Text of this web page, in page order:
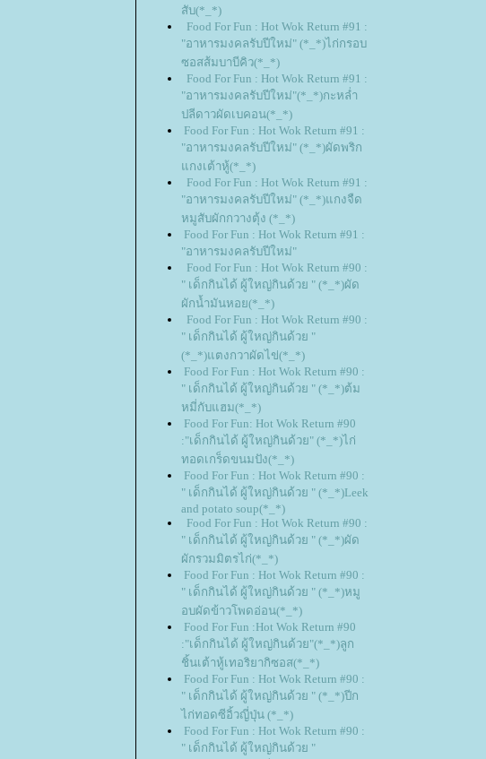
สับ(*_*)
Food For Fun : Hot Wok Return #91 :
"อาหารมงคลรับปีใหม่" (*_*)ไก่กรอบ
ซอสส้มบาบีคิว(*_*)
Food For Fun : Hot Wok Return #91 :
"อาหารมงคลรับปีใหม่"(*_*)กะหล่ำ
ปลีดาวผัดเบคอน(*_*)
Food For Fun : Hot Wok Return #91 :
"อาหารมงคลรับปีใหม่" (*_*)ผัดพริก
กงเต้าหู้(*_*)
Food For Fun : Hot Wok Return #91 :
"อาหารมงคลรับปีใหม่" (*_*)แกงจืด
หมูสับผักกวางตุ้ง (*_*)
Food For Fun : Hot Wok Return #91 :
"อาหารมงคลรับปีใหม่"
Food For Fun : Hot Wok Return #90 :
" เด็กกินได้ ผู้ใหญ่กินด้วย " (*_*)ผัด
ผักน้ำมันหอย(*_*)
Food For Fun : Hot Wok Return #90 :
" เด็กกินได้ ผู้ใหญ่กินด้วย "
(*_*)แตงกวาผัดไข่(*_*)
Food For Fun : Hot Wok Return #90 :
" เด็กกินได้ ผู้ใหญ่กินด้วย " (*_*)ต้ม
หมี่กับแฮม(*_*)
Food For Fun: Hot Wok Return #90
:"เด็กกินได้ ผู้ใหญ่กินด้วย" (*_*)ไก่
ทอดเกร็ดขนมปัง(*_*)
Food For Fun : Hot Wok Return #90 :
" เด็กกินได้ ผู้ใหญ่กินด้วย " (*_*)Leek
and potato soup(*_*)
Food For Fun : Hot Wok Return #90 :
" เด็กกินได้ ผู้ใหญ่กินด้วย " (*_*)ผัด
ผักรวมมิตรไก่(*_*)
Food For Fun : Hot Wok Return #90 :
" เด็กกินได้ ผู้ใหญ่กินด้วย " (*_*)หมู
อบผัดข้าวโพดอ่อน(*_*)
Food For Fun :Hot Wok Return #90
:"เด็กกินได้ ผู้ใหญ่กินด้วย"(*_*)ลูก
ชิ้นเต้าหู้เทอริยากิซอส(*_*)
Food For Fun : Hot Wok Return #90 :
" เด็กกินได้ ผู้ใหญ่กินด้วย " (*_*)ปีก
ไก่ทอดซีอิ้วญี่ปุ่น (*_*)
Food For Fun : Hot Wok Return #90 :
" เด็กกินได้ ผู้ใหญ่กินด้วย "